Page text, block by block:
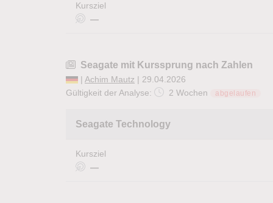
Kursziel
—
Seagate mit Kurssprung nach Zahlen
| Achim Mautz | 29.04.2026
Gültigkeit der Analyse:
2 Wochen abgelaufen
Seagate Technology
Kursziel
—